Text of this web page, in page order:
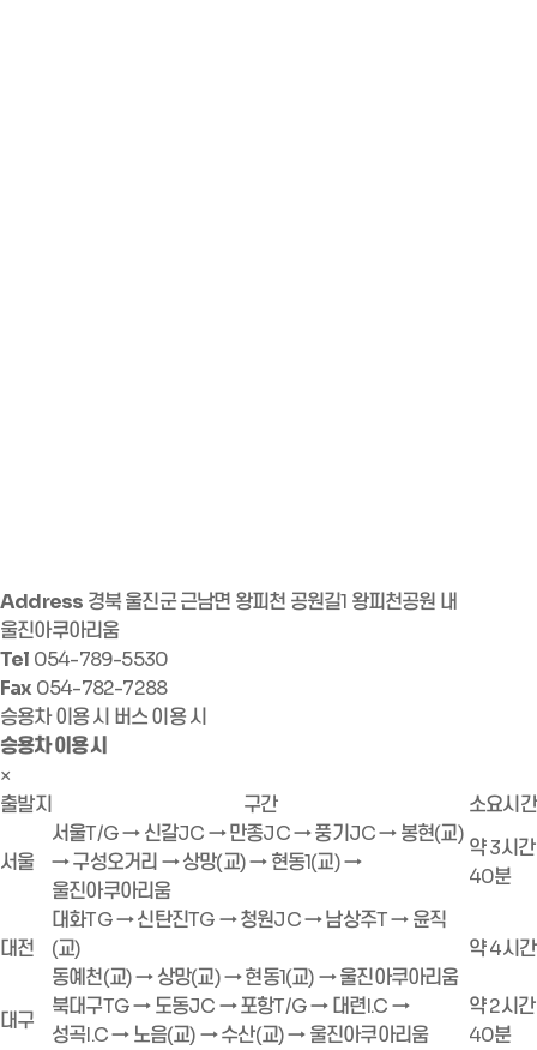
Address 경북 울진군 근남면 왕피천 공원길1 왕피천공원 내
울진아쿠아리움
Tel 054-789-5530
Fax054-782-7288
승용차 이용 시 버스 이용 시
승용차 이용 시
×
출발지
구간 소요시간
서울
서울T/G → 신갈JC → 만종JC → 풍기JC → 봉현(교)
→ 구성오거리 → 상망(교) → 현동1(교) →
울진아쿠아리움
약 3시간
40분
대전
대화TG → 신탄진TG → 청원JC → 남상주T → 윤직
(교)
동예천(교) → 상망(교) → 현동1(교) → 울진아쿠아리움
약 4시간
대구
북대구TG → 도동JC → 포항T/G → 대련I.C →
성곡I.C → 노음(교) → 수산(교) → 울진아쿠아리움
약 2시간
40분